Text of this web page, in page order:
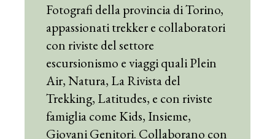
Fotografi della provincia di Torino,
appassionati trekker e collaboratori
con riviste del settore
escursionismo e viaggi quali Plein
Air, Natura, La Rivista del
Trekking, Latitudes, e con riviste
famiglia come Kids, Insieme,
Giovani Genitori. Collaborano con